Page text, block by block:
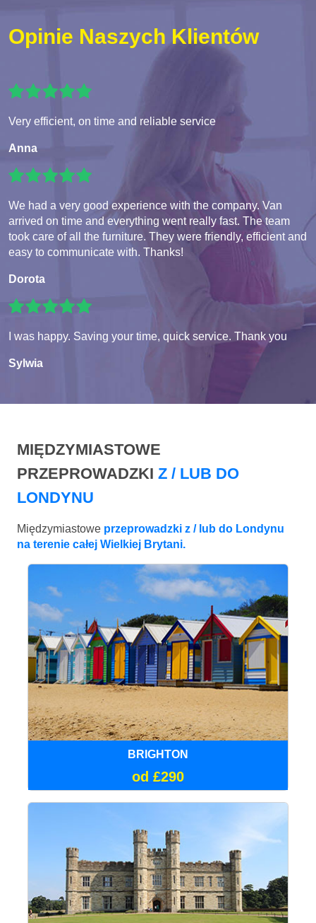
Opinie Naszych Klientów
Very efficient, on time and reliable service
Anna
We had a very good experience with the company. Van
arrived on time and everything went really fast. The team
took care of all the furniture. They were friendly, efficient and
easy to communicate with. Thanks!
Dorota
I was happy. Saving your time, quick service. Thank you
Sylwia
MIĘDZYMIASTOWE
PRZEPROWADZKI Z / LUB DO
LONDYNU
Międzymiastowe przeprowadzki z / lub do Londynu
na terenie całej Wielkiej Brytani.
BRIGHTON
od £290